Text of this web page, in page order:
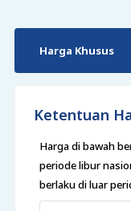
Harga Khusus
Ketentuan
Harga di bawah
periode libur
berlaku di luar